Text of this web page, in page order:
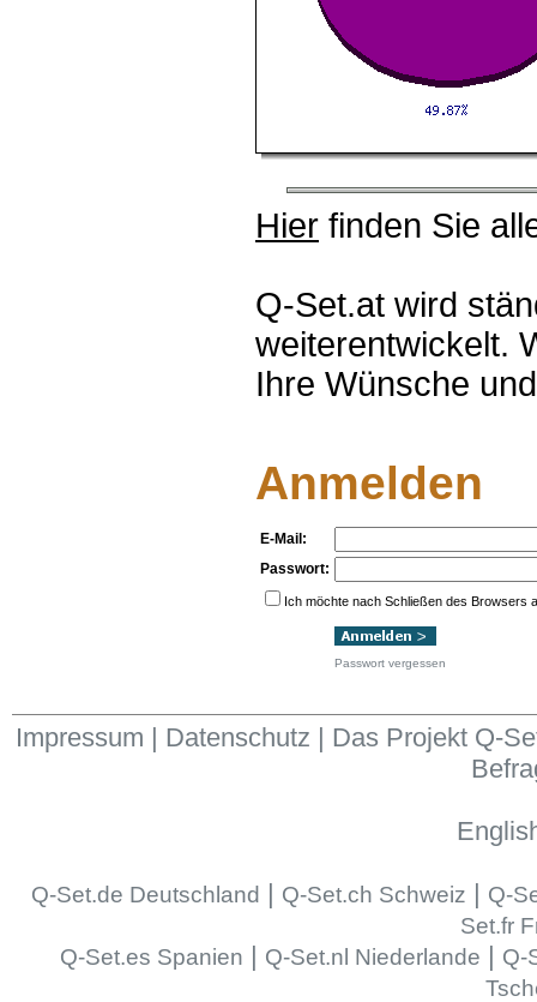
Hier finden Sie
Q-Set.at wird
weiterentwickelt.
Ihre Wünsche
Anmelden
E-Mail:
Passwort:
Ich möchte nach Schließen des Browsers
Passwort vergessen
Impressum | Datenschutz | Das Projekt Q-
Q-Set.de Deutschland | Q-Set.ch Schweiz | Q-
Set.fr
Q-Set.es Spanien | Q-Set.nl Niederlande | Q-